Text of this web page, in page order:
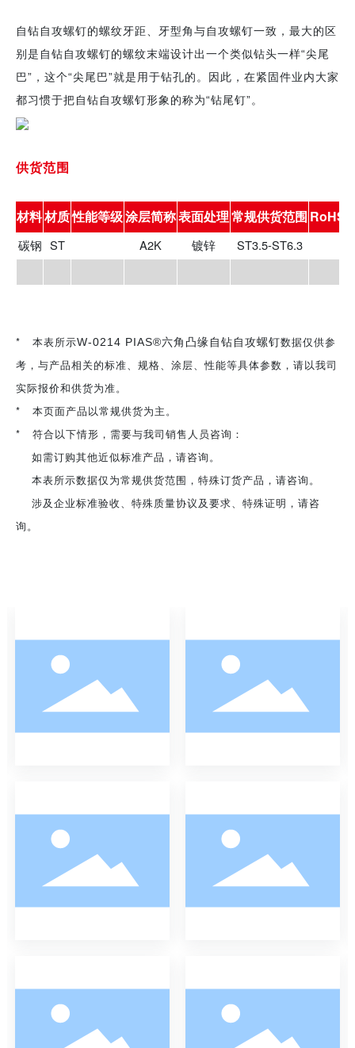
自钻自攻螺钉的螺纹牙距、牙型角与自攻螺钉一致，最大的区
别是自钻自攻螺钉的螺纹末端设计出一个类似钻头一样“尖尾
巴”，这个“尖尾巴”就是用于钻孔的。因此，在紧固件业内大家
都习惯于把自钻自攻螺钉形象的称为“钻尾钉”。
供货范围
材料材质性能等级涂层简称表面处理常规供货范围 RoHS
碳钢 ST A2K 镀锌 ST3.5-ST6.3
* 本表所示W-0214 PIAS®六角凸缘自钻自攻螺钉数据仅供参
考，与产品相关的标准、规格、涂层、性能等具体参数，请以我司
实际报价和供货为准。
* 本页面产品以常规供货为主。
* 符合以下情形，需要与我司销售人员咨询：
如需订购其他近似标准产品，请咨询。
本表所示数据仅为常规供货范围，特殊订货产品，请咨询。
涉及企业标准验收、特殊质量协议及要求、特殊证明，请咨
询。